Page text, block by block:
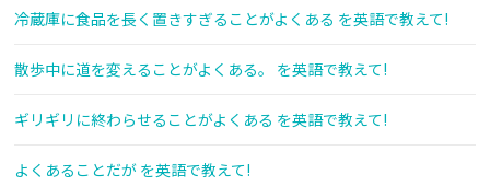
冷蔵庫に食品を長く置きすぎることがよくある を英語で教えて!
散歩中に道を変えることがよくある。 を英語で教えて!
ギリギリに終わらせることがよくある を英語で教えて!
よくあることだが を英語で教えて!